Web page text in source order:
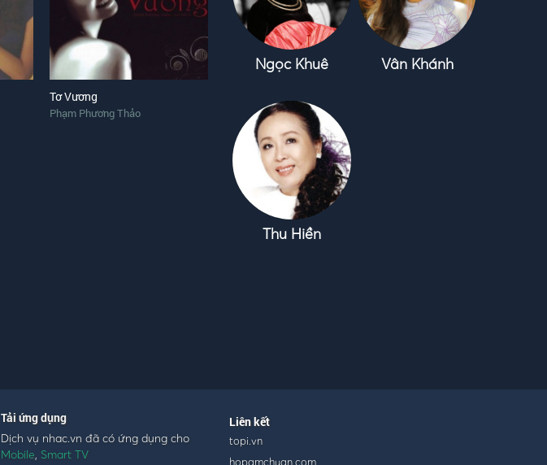
Tơ Vương
Phạm Phương Thảo
Ngọc Khuê Vân Khánh
Thu Hiền
Tải ứng dụng
Dịch vụ nhac.vn đã có ứng dụng cho
Mobile, Smart TV
Liên kết
topi.vn
hopamchuan.com